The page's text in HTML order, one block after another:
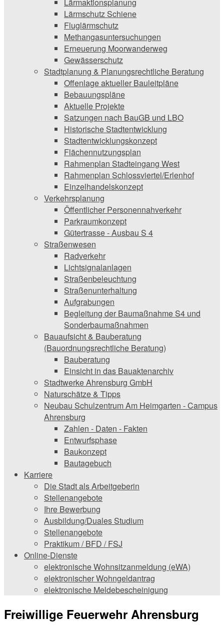
Lärmschutz Schiene
Fluglärmschutz
Methangasuntersuchungen
Erneuerung Moorwanderweg
Gewässerschutz
Stadtplanung & Planungsrechtliche Beratung
Offenlage aktueller Bauleitpläne
Bebauungspläne
Aktuelle Projekte
Satzungen ­nach BauGB und LBO
Historische Stadtentwicklung
Stadtentwicklungskonzept
Flächennutzungsplan
Rahmenplan Stadteingang West
Rahmenplan Schlossviertel/Erlenhof
Einzelhandelskonzept
Verkehrsplanung
Öffentlicher Personennahverkehr
Parkraumkonzept
Gütertrasse - Ausbau S 4
Straßenwesen
Radverkehr
Lichtsignalanlagen
Straßenbeleuchtung
Straßenunterhaltung
Aufgrabungen
Begleitung der Baumaßnahme S4 und
Sonderbaumaßnahmen
Bauaufsicht & ­Bauberatung
(Bauordnungsrechtliche Beratung)
Bauberatung
Einsicht in das Bauaktenarchiv
Stadtwerke ­Ahrensburg GmbH
Naturschätze & Tipps
Neubau Schulzentrum Am Heimgarten - Campus
Ahrensburg
Zahlen - Daten - Fakten
Entwurfsphase
Baukonzept
Bautagebuch
Karriere
Die Stadt als Arbeitgeberin
Stellenangebote
Ihre Bewerbung
Ausbildung/Duales Studium
Stellenangebote
Praktikum / BFD / FSJ
Online-Dienste
elektronische Wohnsitzanmeldung (eWA)
elektronischer Wohngeldantrag
elektronische Meldebescheinigung
Freiwillige Feuerwehr Ahrensburg